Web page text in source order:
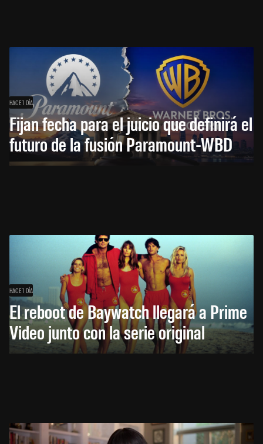
HACE 1 DÍA
Fijan fecha para el juicio que definirá el
futuro de la fusión Paramount-WBD
HACE 1 DÍA
El reboot de Baywatch llegará a Prime
Video junto con la serie original